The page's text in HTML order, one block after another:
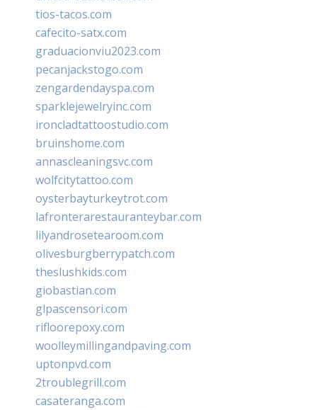
tios-tacos.com
cafecito-satx.com
graduacionviu2023.com
pecanjackstogo.com
zengardendayspa.com
sparklejewelryinc.com
ironcladtattoostudio.com
bruinshome.com
annascleaningsvc.com
wolfcitytattoo.com
oysterbayturkeytrot.com
lafronterarestauranteybar.com
lilyandrosetearoom.com
olivesburgberrypatch.com
theslushkids.com
giobastian.com
glpascensori.com
rifloorepoxy.com
woolleymillingandpaving.com
uptonpvd.com
2troublegrill.com
casateranga.com